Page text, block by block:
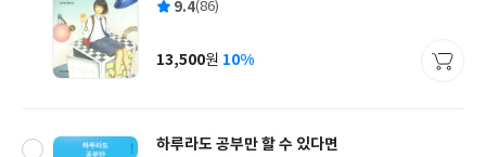
쓴
출
사
평 9.4(86)
가
13,500원 10%
하루라도 공부만 할 수 있다면